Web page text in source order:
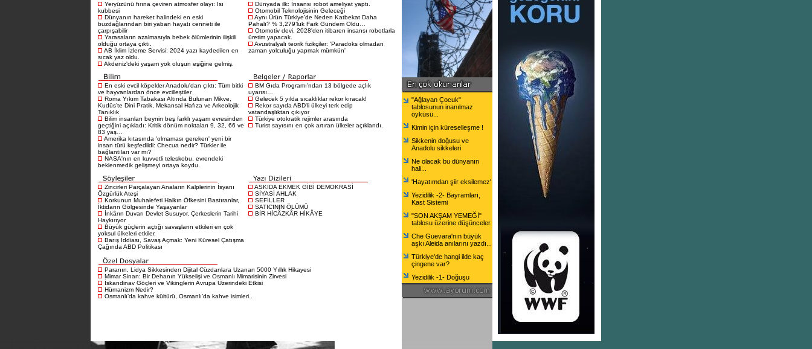
Yeryüzünü fırına çeviren atmosfer olayı: Isı
kubbesi
Dünyanın hareket halindeki en eski
buzdağlarından biri yaban hayatı cenneti ile
çarpışabilir
Yarasaların azalmasıyla bebek ölümlerinin ilişkili
olduğu ortaya çıktı.
AB İklim İzleme Servisi: 2024 yazı kaydedilen en
sıcak yaz oldu.
Akdeniz'deki yaşam yok oluşun eşiğine gelmiş.
Dünyada ilk: İnsansı robot ameliyat yaptı.
Otomobil Teknolojisinin Geleceği
Aynı Ürün Türkiye’de Neden Katbekat Daha
Pahalı? % 3,279’luk Fark Gündem Oldu…
Otomotiv devi, 2028'den itibaren insansı robotlarla
üretim yapacak.
Avustralyalı teorik fizikçiler: 'Paradoks olmadan
zaman yolculuğu yapmak mümkün'
En eski evcil köpekler Anadolu'dan çıktı: Tüm bitki
ve hayvanlardan önce evcilleştiler
Roma Yıkım Tabakası Altında Bulunan Mikve,
Kudüs’te Dini Pratik, Mekansal Hafıza ve Arkeolojik
Tanıklık
Bilim insanları beynin beş farklı yaşam evresinden
geçtiğini açıkladı: Kritik dönüm noktaları 9, 32, 66 ve
83 yaş…
Amerika kıtasında 'olmaması gereken' yeni bir
insan türü keşfedildi: Checua nedir? Türkler ile
bağlantıları var mı?
NASA'nın en kuvvetli teleskobu, evrendeki
beklenmedik gelişmeyi ortaya koydu.
BM Gıda Programı'ndan 13 bölgede açlık
uyarısı…
Gelecek 5 yılda sıcaklıklar rekor kıracak!
Rekor sayıda ABD'li ülkeyi terk edip
vatandaşlıktan çıkıyor
Türkiye otokratik rejimler arasında
Turist sayısını en çok artıran ülkeler açıklandı.
Zincirleri Parçalayan Anaların Kalplerinin İsyanı
Özgürlük Ateşi
Korkunun Muhalefeti Halkın Öfkesini Bastıranlar,
İktidarın Gölgesinde Yaşayanlar
İnkârın Duvarı Devlet Susuyor, Çerkeslerin Tarihi
Haykırıyor
Büyük güçlerin açtığı savaşların etkileri en çok
yoksul ülkeleri etkiler.
Barış İddiası, Savaş Açmak: Yeni Küresel Çatışma
Çağında ABD Politikası
ASKIDA EKMEK GİBİ DEMOKRASİ
SİYASİ AHLAK
SEFİLLER
SATICININ ÖLÜMÜ
BİR HİCÂZKÂR HİKÂYE
Paranın, Lidya Sikkesinden Dijital Cüzdanlara Uzanan 5000 Yıllık Hikayesi
Mimar Sinan: Bir Dehanın Yükselişi ve Osmanlı Mimarisinin Zirvesi
İskandinav Göçleri ve Vikinglerin Avrupa Üzerindeki Etkisi
Hümanizm Nedir?
Osmanlı’da kahve kültürü, Osmanlı’da kahve isimleri..
"Ağlayan Çocuk"
tablosunun inanılmaz
öyküsü...
Kimin için küreselleşme !
Sikkenin doğusu ve
Anadolu sikkeleri
Ne olacak bu dünyanın
hali...
'Hayatımdan şiir eksilemez'
Yezidilik -2- Bayramları,
Kast Sistemi
"SON AKŞAM YEMEĞİ"
tablosu üzerine düşünceler.
Che Guevara'nın büyük
aşkı Aleida anılarını yazdı...
Türkiye'de hangi ilde kaç
çingene var?
Yezidilik -1- Doğuşu